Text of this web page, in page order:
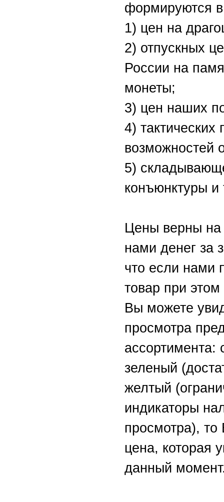
формируются в
1) цен на
2) отпускных
России на
монеты;
3) цен наших
4) тактических
возможностей
5)
конъюнктуры и
Цены верны на
нами денег за
что если нами
товар при
Вы можете
просмотра
ассортимента:
зеленый
желтый
индикаторы
просмотра), то
цена, которая
данный